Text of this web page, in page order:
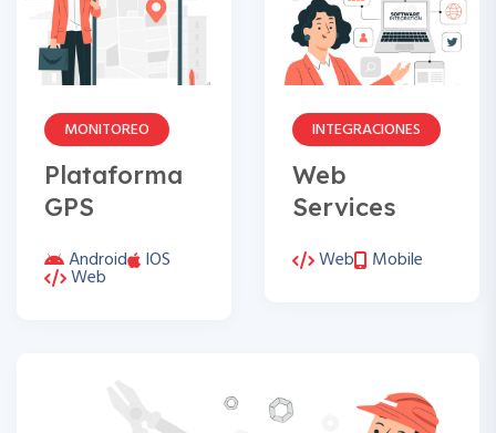
MONITOREO
Plataforma
GPS
Android IOS
Web
INTEGRACIONES
Web
Services
Web Mobile